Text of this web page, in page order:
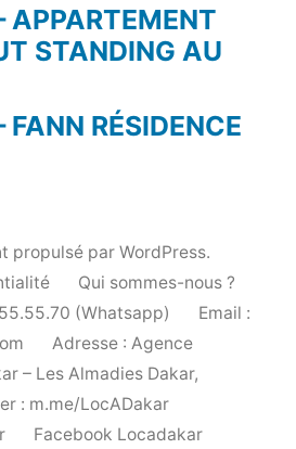
APPARTEMENT
STANDING AU
FANN RÉSIDENCE
propulsé par WordPress.
Qui sommes-nous ?
(Whatsapp)
Email :
Adresse : Agence
– Les Almadies Dakar,
: m.me/LocADakar
Facebook Locadakar